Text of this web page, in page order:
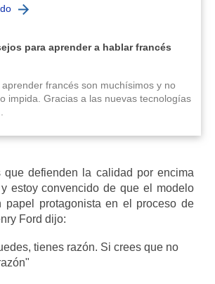
para aprender a hablar francés
francés son muchísimos y no
impida. Gracias a las nuevas tecnologías
defienden la calidad por encima
estoy convencido de que el modelo
papel protagonista en el proceso de
Ford dijo:
tienes razón. Si crees que no